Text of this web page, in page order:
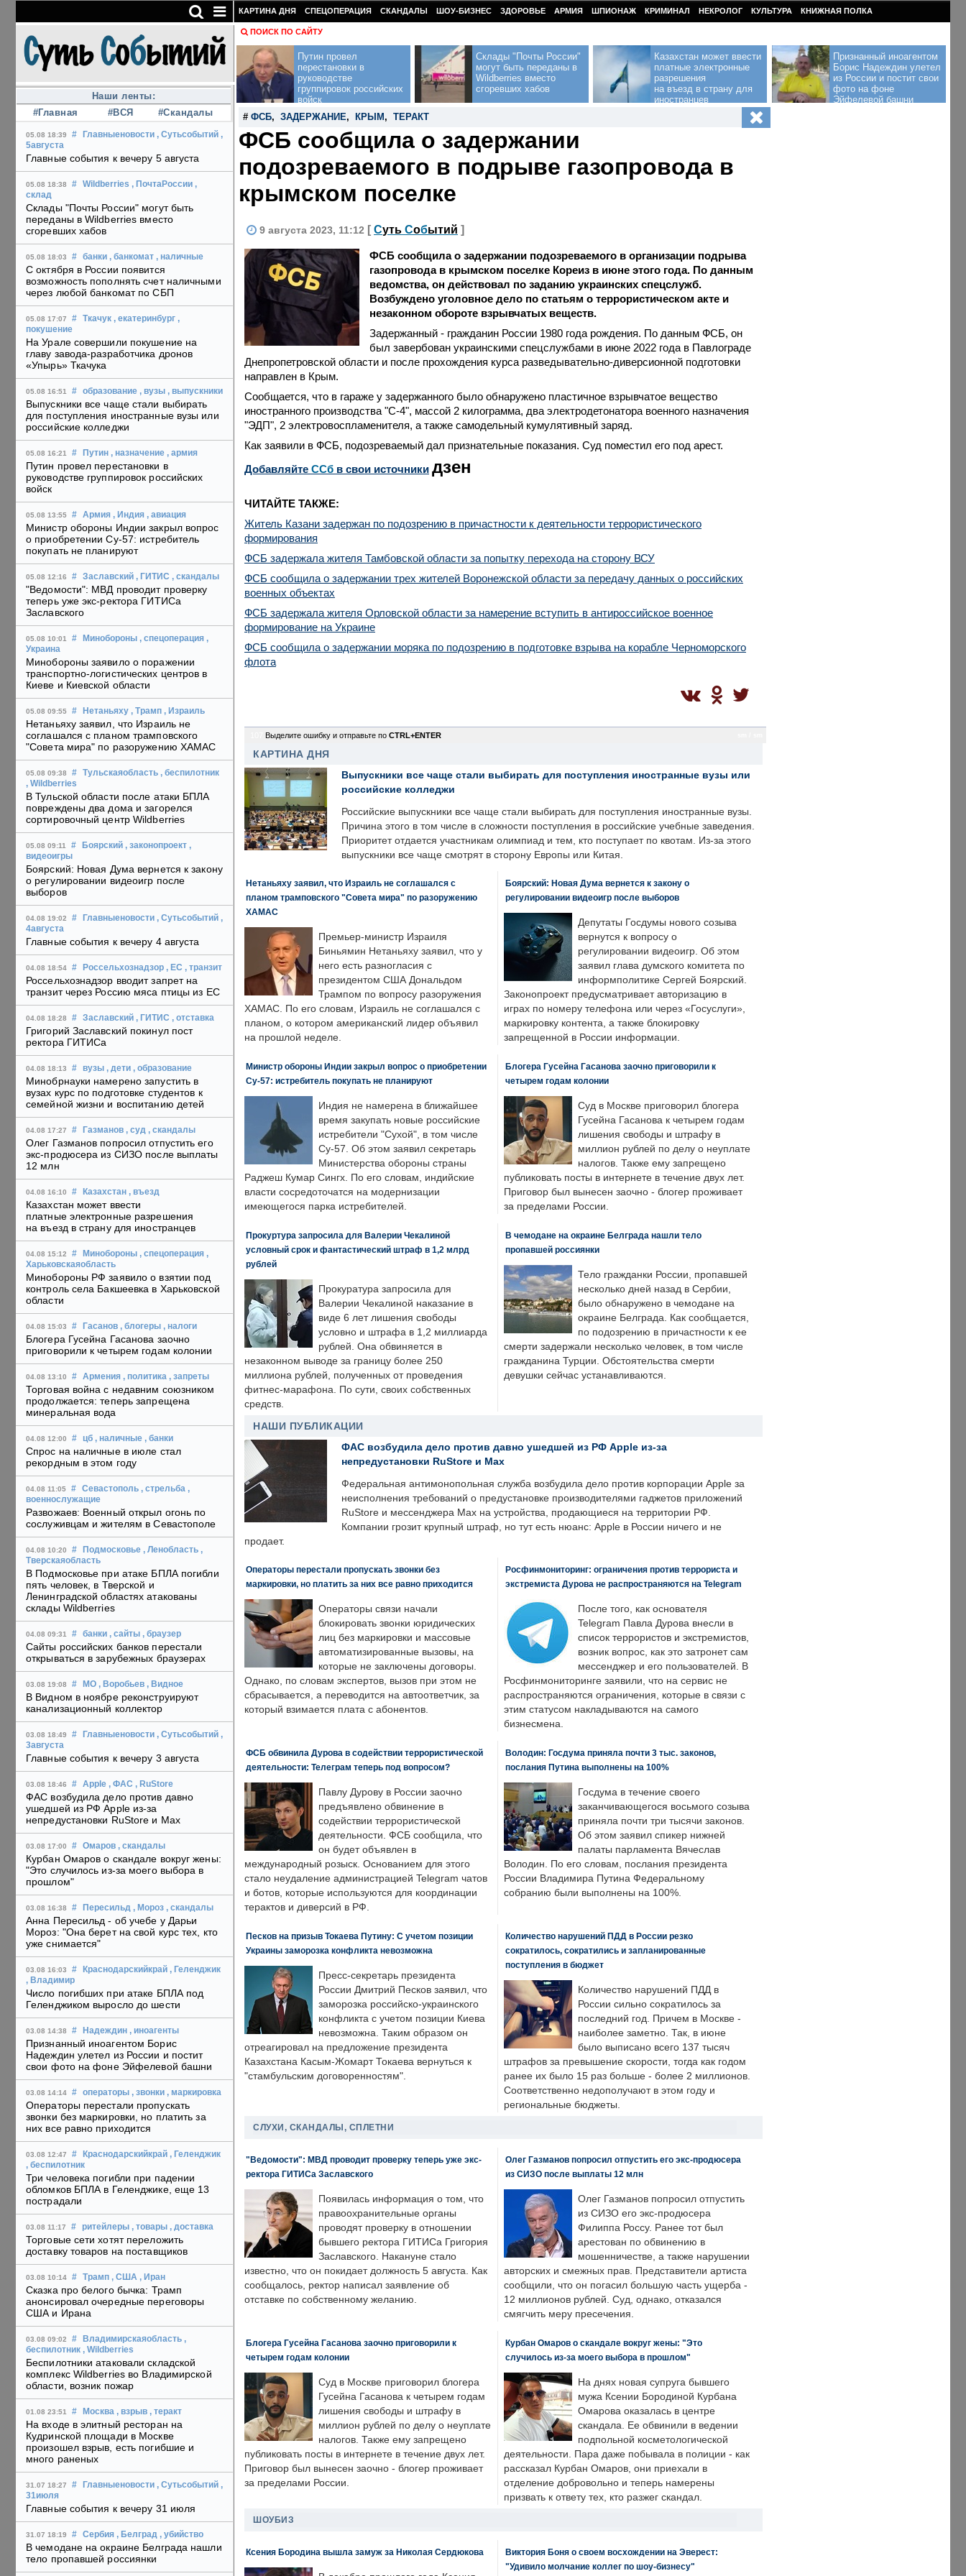
Наши ленты:
#Главная
#ВСЯ #Скандалы
05.08 18:39 # Главныеновости , Сутьсобытий ,
5августа
Главные события к вечеру 5 августа
05.08 18:38 # Wildberries , ПочтаРоссии ,
склад
Склады "Почты России" могут быть
переданы в Wildberries вместо
сгоревших хабов
05.08 18:03 # банки , банкомат , наличные
С октября в России появится
возможность пополнять счет наличными
через любой банкомат по СБП
05.08 17:07 # Ткачук , екатеринбург ,
покушение
На Урале совершили покушение на
главу завода-разработчика дронов
«Упырь» Ткачука
05.08 16:51 # образование , вузы , выпускники
Выпускники все чаще стали выбирать
для поступления иностранные вузы или
российские колледжи
05.08 16:21 # Путин , назначение , армия
Путин провел перестановки в
руководстве группировок российских
войск
05.08 13:55 # Армия , Индия , авиация
Министр обороны Индии закрыл вопрос
о приобретении Су-57: истребитель
покупать не планируют
05.08 12:16 # Заславский , ГИТИС , скандалы
"Ведомости": МВД проводит проверку
теперь уже экс-ректора ГИТИСа
Заславского
05.08 10:01 # Минобороны , спецоперация ,
Украина
Минобороны заявило о поражении
транспортно-логистических центров в
Киеве и Киевской области
05.08 09:55 # Нетаньяху , Трамп , Израиль
Нетаньяху заявил, что Израиль не
соглашался с планом трамповского
"Совета мира" по разоружению ХАМАС
05.08 09:38 # Тульскаяобласть , беспилотник
, Wildberries
В Тульской области после атаки БПЛА
повреждены два дома и загорелся
сортировочный центр Wildberries
05.08 09:11 # Боярский , законопроект ,
видеоигры
Боярский: Новая Дума вернется к закону
о регулировании видеоигр после
выборов
04.08 19:02 # Главныеновости , Сутьсобытий ,
4августа
Главные события к вечеру 4 августа
04.08 18:54 # Россельхознадзор , ЕС , транзит
Россельхознадзор вводит запрет на
транзит через Россию мяса птицы из ЕС
04.08 18:28 # Заславский , ГИТИС , отставка
Григорий Заславский покинул пост
ректора ГИТИСа
04.08 18:13 # вузы , дети , образование
Минобрнауки намерено запустить в
вузах курс по подготовке студентов к
семейной жизни и воспитанию детей
04.08 17:27 # Газманов , суд , скандалы
Олег Газманов попросил отпустить его
экс-продюсера из СИЗО после выплаты
12 млн
04.08 16:10 # Казахстан , въезд
Казахстан может ввести
платные электронные разрешения
на въезд в страну для иностранцев
04.08 15:12 # Минобороны , спецоперация ,
Харьковскаяобласть
Минобороны РФ заявило о взятии под
контроль села Бакшеевка в Харьковской
области
04.08 15:03 # Гасанов , блогеры , налоги
Блогера Гусейна Гасанова заочно
приговорили к четырем годам колонии
04.08 13:10 # Армения , политика , запреты
Торговая война с недавним союзником
продолжается: теперь запрещена
минеральная вода
04.08 12:00 # цб , наличные , банки
Спрос на наличные в июле стал
рекордным в этом году
04.08 11:05 # Севастополь , стрельба ,
военнослужащие
Развожаев: Военный открыл огонь по
сослуживцам и жителям в Севастополе
04.08 10:20 # Подмосковье , Ленобласть ,
Тверскаяобласть
В Подмосковье при атаке БПЛА погибли
пять человек, в Тверской и
Ленинградской областях атакованы
склады Wildberries
04.08 09:31 # банки , сайты , браузер
Сайты российских банков перестали
открываться в зарубежных браузерах
03.08 19:08 # МО , Воробьев , Видное
В Видном в ноябре реконструируют
канализационный коллектор
03.08 18:49 # Главныеновости , Сутьсобытий ,
3августа
Главные события к вечеру 3 августа
03.08 18:46 # Apple , ФАС , RuStore
ФАС возбудила дело против давно
ушедшей из РФ Apple из-за
непредустановки RuStore и Max
03.08 17:00 # Омаров , скандалы
Курбан Омаров о скандале вокруг жены:
"Это случилось из-за моего выбора в
прошлом"
03.08 16:38 # Пересильд , Мороз , скандалы
Анна Пересильд - об учебе у Дарьи
Мороз: "Она берет на свой курс тех, кто
уже снимается"
03.08 16:03 # Краснодарскийкрай , Геленджик
, Владимир
Число погибших при атаке БПЛА под
Геленджиком выросло до шести
03.08 14:38 # Надеждин , иноагенты
Признанный иноагентом Борис
Надеждин улетел из России и постит
свои фото на фоне Эйфелевой башни
03.08 14:14 # операторы , звонки , маркировка
Операторы перестали пропускать
звонки без маркировки, но платить за
них все равно приходится
03.08 12:47 # Краснодарскийкрай , Геленджик
, беспилотник
Три человека погибли при падении
обломков БПЛА в Геленджике, еще 13
пострадали
03.08 11:17 # ритейлеры , товары , доставка
Торговые сети хотят переложить
доставку товаров на поставщиков
03.08 10:14 # Трамп , США , Иран
Сказка про белого бычка: Трамп
анонсировал очередные переговоры
США и Ирана
03.08 09:02 # Владимирскаяобласть ,
беспилотник , Wildberries
Беспилотники атаковали складской
комплекс Wildberries во Владимирской
области, возник пожар
01.08 23:51 # Москва , взрыв , теракт
На входе в элитный ресторан на
Кудринской площади в Москве
произошел взрыв, есть погибшие и
много раненых
31.07 18:27 # Главныеновости , Сутьсобытий ,
31июля
Главные события к вечеру 31 июля
31.07 18:19 # Сербия , Белград , убийство
В чемодане на окраине Белграда нашли
тело пропавшей россиянки
КАРТИНА ДНЯ СПЕЦОПЕРАЦИЯ СКАНДАЛЫ ШОУ-БИЗНЕС ЗДОРОВЬЕ АРМИЯ ШПИОНАЖ КРИМИНАЛ НЕКРОЛОГ КУЛЬТУРА КНИЖНАЯ ПОЛКА
ПОИСК ПО САЙТУ
Путин провел
перестановки в
руководстве
группировок российских
войск
Склады "Почты России"
могут быть переданы в
Wildberries вместо
сгоревших хабов
Казахстан может ввести
платные электронные
разрешения
на въезд в страну для
иностранцев
Признанный иноагентом
Борис Надеждин улетел
из России и постит свои
фото на фоне
Эйфелевой башни
# ФСБ, ЗАДЕРЖАНИЕ, КРЫМ , ТЕРАКТ
ФСБ сообщила о задержании
подозреваемого в подрыве газопровода в
крымском поселке
9 августа 2023, 11:12 [ Суть Событий ]
ФСБ сообщила о задержании подозреваемого в организации подрыва
газопровода в крымском поселке Кореиз в июне этого года. По данным
ведомства, он действовал по заданию украинских спецслужб.
Возбуждено уголовное дело по статьям о террористическом акте и
незаконном обороте взрывчатых веществ.
Задержанный - гражданин России 1980 года рождения. По данным ФСБ, он
был завербован украинскими спецслужбами в июне 2022 года в Павлограде
Днепропетровской области и после прохождения курса разведывательно-диверсионной подготовки
направлен в Крым.
Сообщается, что в гараже у задержанного было обнаружено пластичное взрывчатое вещество
иностранного производства "С-4", массой 2 килограмма, два электродетонатора военного назначения
"ЭДП", 2 электровоспламенителя, а также самодельный кумулятивный заряд.
Как заявили в ФСБ, подозреваемый дал признательные показания. Суд поместил его под арест.
Добавляйте CСб в свои источники дзен
ЧИТАЙТЕ ТАКЖЕ:
Житель Казани задержан по подозрению в причастности к деятельности террористического
формирования
ФСБ задержала жителя Тамбовской области за попытку перехода на сторону ВСУ
ФСБ сообщила о задержании трех жителей Воронежской области за передачу данных о российских
военных объектах
ФСБ задержала жителя Орловской области за намерение вступить в антироссийское военное
формирование на Украине
ФСБ сообщила о задержании моряка по подозрению в подготовке взрыва на корабле Черноморского
флота
Выделите ошибку и отправьте по CTRL+ENTER
КАРТИНА ДНЯ
Выпускники все чаще стали выбирать для поступления иностранные вузы или
российские колледжи
Российские выпускники все чаще стали выбирать для поступления иностранные вузы.
Причина этого в том числе в сложности поступления в российские учебные заведения.
Приоритет отдается участникам олимпиад и тем, кто поступает по квотам. Из-за этого
выпускники все чаще смотрят в сторону Европы или Китая.
Нетаньяху заявил, что Израиль не соглашался с
планом трамповского "Совета мира" по разоружению
ХАМАС
Премьер-министр Израиля
Биньямин Нетаньяху заявил, что у
него есть разногласия с
президентом США Дональдом
Трампом по вопросу разоружения
ХАМАС. По его словам, Израиль не соглашался с
планом, о котором американский лидер объявил
на прошлой неделе.
Боярский: Новая Дума вернется к закону о
регулировании видеоигр после выборов
Депутаты Госдумы нового созыва
вернутся к вопросу о
регулировании видеоигр. Об этом
заявил глава думского комитета по
информполитике Сергей Боярский.
Законопроект предусматривает авторизацию в
играх по номеру телефона или через «Госуслуги»,
маркировку контента, а также блокировку
запрещенной в России информации.
Министр обороны Индии закрыл вопрос о приобретении
Су-57: истребитель покупать не планируют
Индия не намерена в ближайшее
время закупать новые российские
истребители "Сухой", в том числе
Су-57. Об этом заявил секретарь
Министерства обороны страны
Раджеш Кумар Сингх. По его словам, индийские
власти сосредоточатся на модернизации
имеющегося парка истребителей.
Блогера Гусейна Гасанова заочно приговорили к
четырем годам колонии
Суд в Москве приговорил блогера
Гусейна Гасанова к четырем годам
лишения свободы и штрафу в
миллион рублей по делу о неуплате
налогов. Также ему запрещено
публиковать посты в интернете в течение двух лет.
Приговор был вынесен заочно - блогер проживает
за пределами России.
Прокуртура запросила для Валерии Чекалиной
условный срок и фантастический штраф в 1,2 млрд
рублей
Прокуратура запросила для
Валерии Чекалиной наказание в
виде 6 лет лишения свободы
условно и штрафа в 1,2 миллиарда
рублей. Она обвиняется в
незаконном выводе за границу более 250
миллиона рублей, полученных от проведения
фитнес-марафона. По сути, своих собственных
средств.
В чемодане на окраине Белграда нашли тело
пропавшей россиянки
Тело гражданки России, пропавшей
несколько дней назад в Сербии,
было обнаружено в чемодане на
окраине Белграда. Как сообщается,
по подозрению в причастности к ее
смерти задержали несколько человек, в том числе
гражданина Турции. Обстоятельства смерти
девушки сейчас устанавливаются.
НАШИ ПУБЛИКАЦИИ
ФАС возбудила дело против давно ушедшей из РФ Apple из-за
непредустановки RuStore и Max
Федеральная антимонопольная служба возбудила дело против корпорации Apple за
неисполнения требований о предустановке производителями гаджетов приложений
RuStore и мессенджера Max на устройства, продающиеся на территории РФ.
Компании грозит крупный штраф, но тут есть нюанс: Apple в России ничего и не
продает.
Операторы перестали пропускать звонки без
маркировки, но платить за них все равно приходится
Операторы связи начали
блокировать звонки юридических
лиц без маркировки и массовые
автоматизированные вызовы, на
которые не заключены договоры.
Однако, по словам экспертов, вызов при этом не
сбрасывается, а переводится на автоответчик, за
который взимается плата с абонентов.
Росфинмониторинг: ограничения против террориста и
экстремиста Дурова не распространяются на Telegram
После того, как основателя
Telegram Павла Дурова внесли в
список террористов и экстремистов,
возник вопрос, как это затронет сам
мессенджер и его пользователей. В
Росфинмониторинге заявили, что на сервис не
распространяются ограничения, которые в связи с
этим статусом накладываются на самого
бизнесмена.
ФСБ обвинила Дурова в содействии террористической
деятельности: Телеграм теперь под вопросом?
Павлу Дурову в России заочно
предъявлено обвинение в
содействии террористической
деятельности. ФСБ сообщила, что
он будет объявлен в
международный розыск. Основанием для этого
стало неудаление администрацией Telegram чатов
и ботов, которые используются для координации
терактов и диверсий в РФ.
Володин: Госдума приняла почти 3 тыс. законов,
послания Путина выполнены на 100%
Госдума в течение своего
заканчивающегося восьмого созыва
приняла почти три тысячи законов.
Об этом заявил спикер нижней
палаты парламента Вячеслав
Володин. По его словам, послания президента
России Владимира Путина Федеральному
собранию были выполнены на 100%.
Песков на призыв Токаева Путину: С учетом позиции
Украины заморозка конфликта невозможна
Пресс-секретарь президента
России Дмитрий Песков заявил, что
заморозка российско-украинского
конфликта с учетом позиции Киева
невозможна. Таким образом он
отреагировал на предложение президента
Казахстана Касым-Жомарт Токаева вернуться к
"стамбульским договоренностям".
Количество нарушений ПДД в России резко
сократилось, сократились и запланированные
поступления в бюджет
Количество нарушений ПДД в
России сильно сократилось за
последний год. Причем в Москве -
наиболее заметно. Так, в июне
было выписано всего 137 тысяч
штрафов за превышение скорости, тогда как годом
ранее их было 15 раз больше - более 2 миллионов.
Соответственно недополучают в этом году и
региональные бюджеты.
СЛУХИ, СКАНДАЛЫ, СПЛЕТНИ
"Ведомости": МВД проводит проверку теперь уже экс-
ректора ГИТИСа Заславского
Появилась информация о том, что
правоохранительные органы
проводят проверку в отношении
бывшего ректора ГИТИСа Григория
Заславского. Накануне стало
известно, что он покидает должность 5 августа. Как
сообщалось, ректор написал заявление об
отставке по собственному желанию.
Олег Газманов попросил отпустить его экс-продюсера
из СИЗО после выплаты 12 млн
Олег Газманов попросил отпустить
из СИЗО его экс-продюсера
Филиппа Россу. Ранее тот был
арестован по обвинению в
мошенничестве, а также нарушении
авторских и смежных прав. Представители артиста
сообщили, что он погасил большую часть ущерба -
12 миллионов рублей. Суд, однако, отказался
смягчить меру пресечения.
Блогера Гусейна Гасанова заочно приговорили к
четырем годам колонии
Суд в Москве приговорил блогера
Гусейна Гасанова к четырем годам
лишения свободы и штрафу в
миллион рублей по делу о неуплате
налогов. Также ему запрещено
публиковать посты в интернете в течение двух лет.
Приговор был вынесен заочно - блогер проживает
за пределами России.
Курбан Омаров о скандале вокруг жены: "Это
случилось из-за моего выбора в прошлом"
На днях новая супруга бывшего
мужа Ксении Бородиной Курбана
Омарова оказалась в центре
скандала. Ее обвинили в ведении
подпольной косметологической
деятельности. Пара даже побывала в полиции - как
рассказал Курбан Омаров, они приехали в
отделение добровольно и теперь намерены
призвать к ответу тех, кто разжег скандал.
ШОУБИЗ
Ксения Бородина вышла замуж за Николая Сердюкова
Виктория Боня о своем восхождении на Эверест:
"Удивило молчание коллег по шоу-бизнесу"